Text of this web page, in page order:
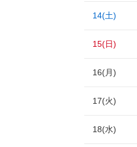
14(土)
15(日)
16(月)
17(火)
18(水)